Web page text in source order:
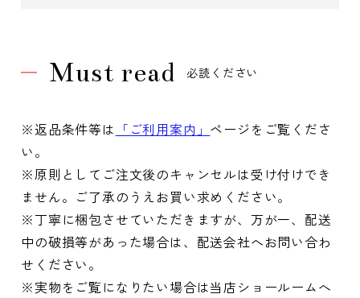
Must read 必読ください
※返品条件等は 「ご利用案内」 ページをご覧くださ
い。
※原則としてご注文後のキャンセルは受け付けでき
ません。ご了承のうえお買い求めください。
※丁寧に梱包させていただきますが、万が一、配送
中の破損等があった場合は、配送会社へお問い合わ
せください。
※実物をご覧になりたい場合は当店ショールームへ